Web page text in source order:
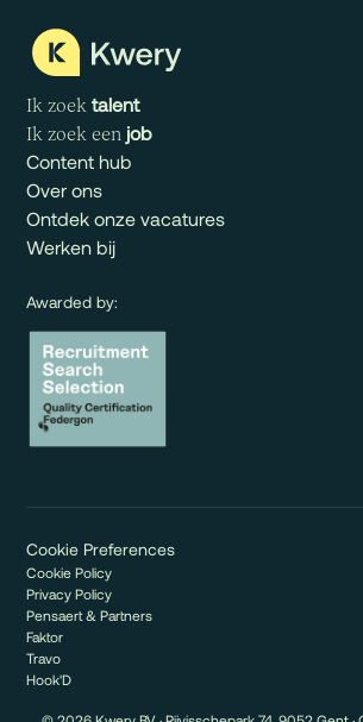
Ik zoek talent
Ik zoek een job
Content hub
Over ons
Ontdek onze vacatures
Werken bij
Awarded by:
Cookie Preferences
Cookie Policy
Privacy Policy
Pensaert & Partners
Faktor
Travo
Hook'D